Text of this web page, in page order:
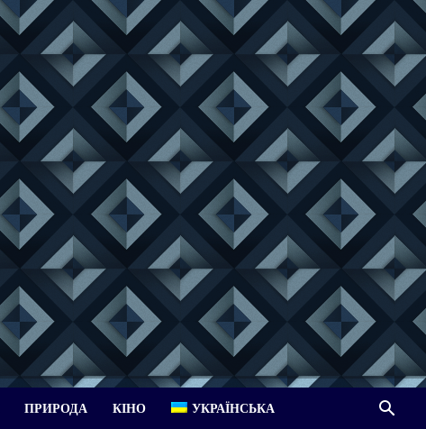
ПРИРОДА КІНО УКРАЇНСЬКА